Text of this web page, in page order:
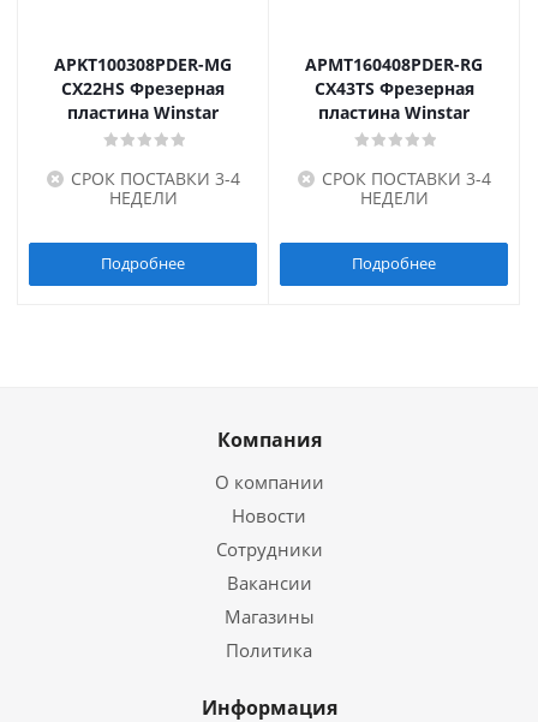
APKT100308PDER-MG
CX22HS Фрезерная
пластина Winstar
СРОК ПОСТАВКИ 3-4
НЕДЕЛИ
Подробнее
APMT160408PDER-RG
CX43TS Фрезерная
пластина Winstar
СРОК ПОСТАВКИ 3-4
НЕДЕЛИ
Подробнее
Компания
О компании
Новости
Сотрудники
Вакансии
Магазины
Политика
Информация